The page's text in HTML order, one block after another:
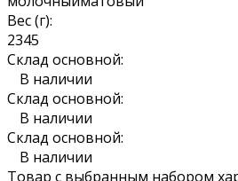
Вес (г):
2345
Склад основной:
В наличии
Склад основной:
В наличии
Склад основной:
В наличии
Товар с выбранным набором